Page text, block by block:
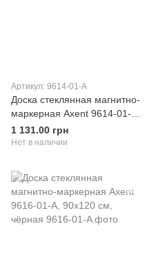
Артикул: 9614-01-A
Доска стеклянная магнитно-
маркерная Axent 9614-01-А,
45x45 см, чёрная
1 131.00 грн
Нет в наличии